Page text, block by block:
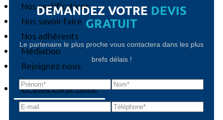
Nos certifications
Nos savoir-faire
Nos adhérents
Médiation
Rejoignez-nous
Le blog EuroPiscine
DEMANDEZ VOTRE DEVIS
GRATUIT
Le partenaire le plus proche vous contactera dans les plus
brefs délais !